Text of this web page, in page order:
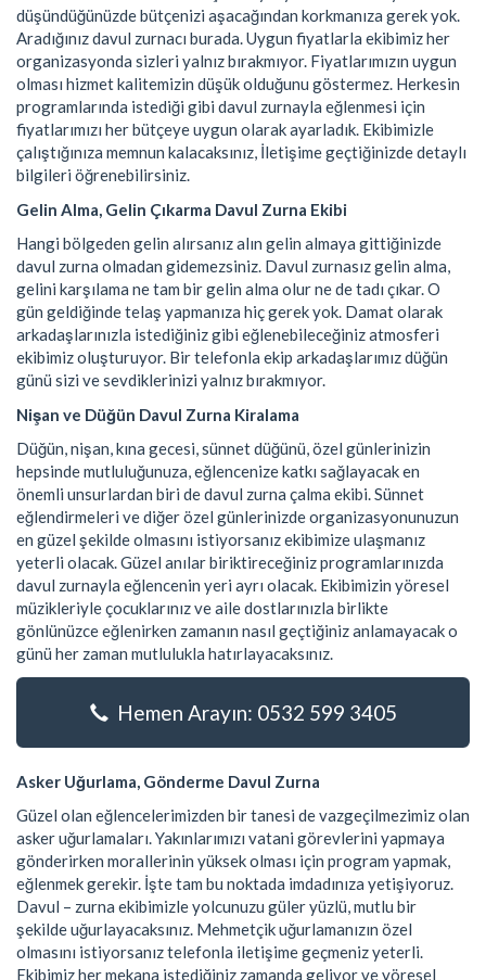
düşündüğünüzde bütçenizi aşacağından korkmanıza gerek yok.
Aradığınız davul zurnacı burada. Uygun fiyatlarla ekibimiz her
organizasyonda sizleri yalnız bırakmıyor. Fiyatlarımızın uygun
olması hizmet kalitemizin düşük olduğunu göstermez. Herkesin
programlarında istediği gibi davul zurnayla eğlenmesi için
fiyatlarımızı her bütçeye uygun olarak ayarladık. Ekibimizle
çalıştığınıza memnun kalacaksınız, İletişime geçtiğinizde detaylı
bilgileri öğrenebilirsiniz.
Gelin Alma, Gelin Çıkarma Davul Zurna Ekibi
Hangi bölgeden gelin alırsanız alın gelin almaya gittiğinizde
davul zurna olmadan gidemezsiniz. Davul zurnasız gelin alma,
gelini karşılama ne tam bir gelin alma olur ne de tadı çıkar. O
gün geldiğinde telaş yapmanıza hiç gerek yok. Damat olarak
arkadaşlarınızla istediğiniz gibi eğlenebileceğiniz atmosferi
ekibimiz oluşturuyor. Bir telefonla ekip arkadaşlarımız düğün
günü sizi ve sevdiklerinizi yalnız bırakmıyor.
Nişan ve Düğün Davul Zurna Kiralama
Düğün, nişan, kına gecesi, sünnet düğünü, özel günlerinizin
hepsinde mutluluğunuza, eğlencenize katkı sağlayacak en
önemli unsurlardan biri de davul zurna çalma ekibi. Sünnet
eğlendirmeleri ve diğer özel günlerinizde organizasyonunuzun
en güzel şekilde olmasını istiyorsanız ekibimize ulaşmanız
yeterli olacak. Güzel anılar biriktireceğiniz programlarınızda
davul zurnayla eğlencenin yeri ayrı olacak. Ekibimizin yöresel
müzikleriyle çocuklarınız ve aile dostlarınızla birlikte
gönlünüzce eğlenirken zamanın nasıl geçtiğiniz anlamayacak o
günü her zaman mutlulukla hatırlayacaksınız.
Hemen Arayın: 0532 599 3405
Asker Uğurlama, Gönderme Davul Zurna
Güzel olan eğlencelerimizden bir tanesi de vazgeçilmezimiz olan
asker uğurlamaları. Yakınlarımızı vatani görevlerini yapmaya
gönderirken morallerinin yüksek olması için program yapmak,
eğlenmek gerekir. İşte tam bu noktada imdadınıza yetişiyoruz.
Davul – zurna ekibimizle yolcunuzu güler yüzlü, mutlu bir
şekilde uğurlayacaksınız. Mehmetçik uğurlamanızın özel
olmasını istiyorsanız telefonla iletişime geçmeniz yeterli.
Ekibimiz her mekana istediğiniz zamanda geliyor ve yöresel